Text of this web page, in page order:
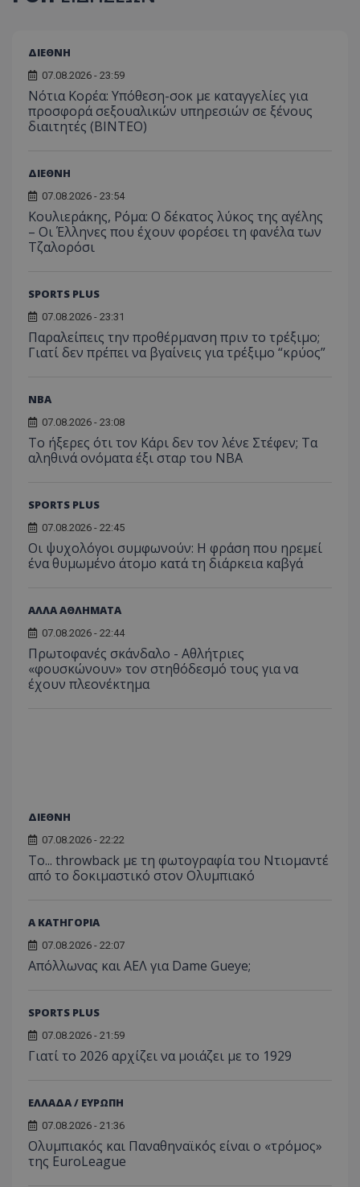
ΔΙΕΘΝΗ
07.08.2026 - 23:59
Νότια Κορέα: Υπόθεση-σοκ με καταγγελίες για
προσφορά σεξουαλικών υπηρεσιών σε ξένους
διαιτητές (BINTEO)
ΔΙΕΘΝΗ
07.08.2026 - 23:54
Κουλιεράκης, Ρόμα: Ο δέκατος λύκος της αγέλης
– Οι Έλληνες που έχουν φορέσει τη φανέλα των
Τζαλορόσι
SPORTS PLUS
07.08.2026 - 23:31
Παραλείπεις την προθέρμανση πριν το τρέξιμο;
Γιατί δεν πρέπει να βγαίνεις για τρέξιμο “κρύος”
NBA
07.08.2026 - 23:08
Το ήξερες ότι τον Κάρι δεν τον λένε Στέφεν; Τα
αληθινά ονόματα έξι σταρ του NBA
SPORTS PLUS
07.08.2026 - 22:45
Οι ψυχολόγοι συμφωνούν: Η φράση που ηρεμεί
ένα θυμωμένο άτομο κατά τη διάρκεια καβγά
ΑΛΛΑ ΑΘΛΗΜΑΤΑ
07.08.2026 - 22:44
Πρωτοφανές σκάνδαλο - Aθλήτριες
«φουσκώνουν» τον στηθόδεσμό τους για να
έχουν πλεονέκτημα
ΔΙΕΘΝΗ
07.08.2026 - 22:22
Το... throwback με τη φωτογραφία του Ντιομαντέ
από το δοκιμαστικό στον Ολυμπιακό
Α ΚΑΤΗΓΟΡΙΑ
07.08.2026 - 22:07
Απόλλωνας και ΑΕΛ για Dame Gueye;
SPORTS PLUS
07.08.2026 - 21:59
Γιατί το 2026 αρχίζει να μοιάζει με το 1929
ΕΛΛΑΔΑ / ΕΥΡΩΠΗ
07.08.2026 - 21:36
Ολυμπιακός και Παναθηναϊκός είναι ο «τρόμος»
της EuroLeague